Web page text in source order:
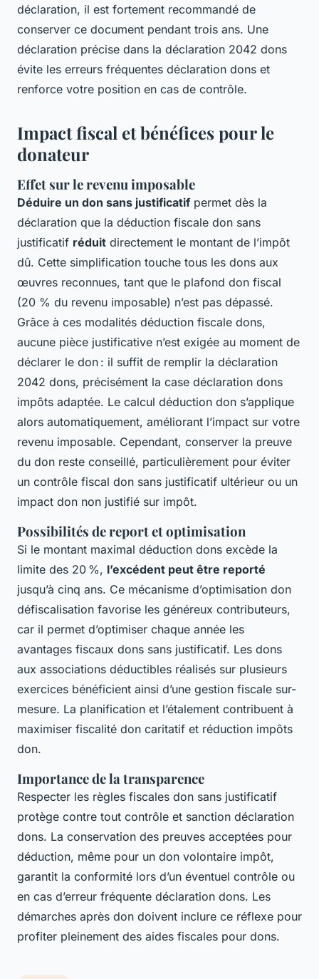
déclaration, il est fortement recommandé de
conserver ce document pendant trois ans. Une
déclaration précise dans la déclaration 2042 dons
évite les erreurs fréquentes déclaration dons et
renforce votre position en cas de contrôle.
Impact fiscal et bénéfices pour le
donateur
Effet sur le revenu imposable
Déduire un don sans justificatif permet dès la
déclaration que la déduction fiscale don sans
justificatif réduit directement le montant de l’impôt
dû. Cette simplification touche tous les dons aux
œuvres reconnues, tant que le plafond don fiscal
(20 % du revenu imposable) n’est pas dépassé.
Grâce à ces modalités déduction fiscale dons,
aucune pièce justificative n’est exigée au moment de
déclarer le don : il suffit de remplir la déclaration
2042 dons, précisément la case déclaration dons
impôts adaptée. Le calcul déduction don s’applique
alors automatiquement, améliorant l’impact sur votre
revenu imposable. Cependant, conserver la preuve
du don reste conseillé, particulièrement pour éviter
un contrôle fiscal don sans justificatif ultérieur ou un
impact don non justifié sur impôt.
Possibilités de report et optimisation
Si le montant maximal déduction dons excède la
limite des 20 %, l’excédent peut être reporté
jusqu’à cinq ans. Ce mécanisme d’optimisation don
défiscalisation favorise les généreux contributeurs,
car il permet d’optimiser chaque année les
avantages fiscaux dons sans justificatif. Les dons
aux associations déductibles réalisés sur plusieurs
exercices bénéficient ainsi d’une gestion fiscale sur-
mesure. La planification et l’étalement contribuent à
maximiser fiscalité don caritatif et réduction impôts
don.
Importance de la transparence
Respecter les règles fiscales don sans justificatif
protège contre tout contrôle et sanction déclaration
dons. La conservation des preuves acceptées pour
déduction, même pour un don volontaire impôt,
garantit la conformité lors d’un éventuel contrôle ou
en cas d’erreur fréquente déclaration dons. Les
démarches après don doivent inclure ce réflexe pour
profiter pleinement des aides fiscales pour dons.